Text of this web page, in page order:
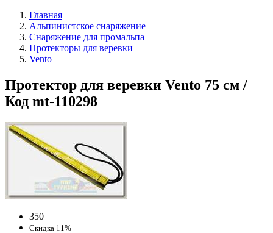
Главная
Альпинистское снаряжение
Снаряжение для промальпа
Протекторы для веревки
Vento
Протектор для веревки Vento 75 см /
Код mt-110298
350
Скидка 11%